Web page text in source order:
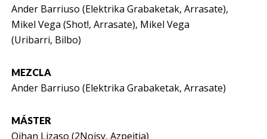
Ander Barriuso (Elektrika Grabaketak, Arrasate),
Mikel Vega (Shot!, Arrasate), Mikel Vega
(Uribarri, Bilbo)
MEZCLA
Ander Barriuso (Elektrika Grabaketak, Arrasate)
MÁSTER
Oihan Lizaso (2Noisy, Azpeitia)